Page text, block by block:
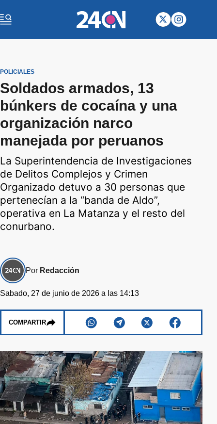
POLICIALES
Soldados armados, 13
búnkers de cocaína y una
organización narco
manejada por peruanos
La Superintendencia de Investigaciones
de Delitos Complejos y Crimen
Organizado detuvo a 30 personas que
pertenecían a la “banda de Aldo”,
operativa en La Matanza y el resto del
conurbano.
Por Redacción
Sabado, 27 de junio de 2026 a las 14:13
COMPARTIR